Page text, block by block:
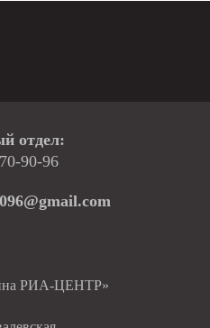
отдел:
90-96
РИА-ЦЕНТР»